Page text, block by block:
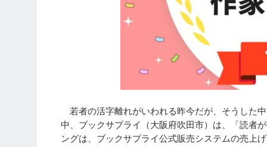
若者の活字離れがいわれる昨今だが、そうした
中、ブックサプライ（大阪府吹田市）は、「読者
ングは、ブックサプライ公式販売システムの売上